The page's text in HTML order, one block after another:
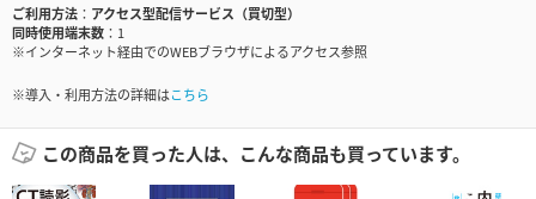
ご利用方法
アクセス型配信サービス（買切型）
同時使用端末数
1
※インターネット経由でのWEBブラウザによるアクセス参照
※導入・利用方法の詳細はこちら
この商品を買った人は、こんな商品も買っています。